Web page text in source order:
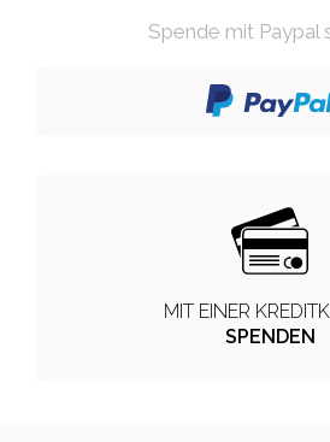
Spende mit Paypal
MIT EINER
SPENDEN